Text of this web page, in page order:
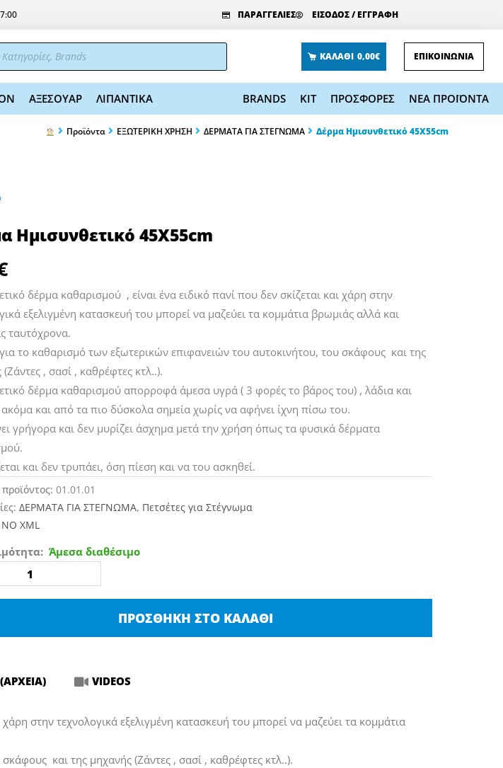
ΠΑΡΑΓΓΕΛΙΕΣ ΕΙΣΟΔΟΣ / ΕΓΓΡΑΦΗ
ΚΑΛΑΘΙ 0,00€ ΕΠΙΚΟΙΝΩΝΙΑ
ΑΞΕΣΟΥΑΡ ΛΙΠΑΝΤΙΚΑ BRANDS KIT ΠΡΟΣΦΟΡΕΣ ΝΕΑ ΠΡΟΪΟΝΤΑ
Προϊόντα ΕΞΩΤΕΡΙΚΗ ΧΡΗΣΗ ΔΕΡΜΑΤΑ ΓΙΑ ΣΤΕΓΝΩΜΑ Δέρμα Ημισυνθετικό 45Χ55cm
Ημισυνθετικό 45Χ55cm
δέρμα καθαρισμού , είναι ένα ειδικό πανί που δεν σκίζεται και χάρη στην
εξελιγμένη κατασκευή του μπορεί να μαζεύει τα κομμάτια βρωμιάς αλλά και
ταυτόχρονα.
για το καθαρισμό των εξωτερικών επιφανειών του αυτοκινήτου, του σκάφους και της
, σασί , καθρέφτες κτλ..).
δέρμα καθαρισμού απορροφά άμεσα υγρά ( 3 φορές το βάρος του) , λάδια και
ακόμα και από τα πιο δύσκολα σημεία χωρίς να αφήνει ίχνη πίσω του.
γρήγορα και δεν μυρίζει άσχημα μετά την χρήση όπως τα φυσικά δέρματα
και δεν τρυπάει, όση πίεση και να του ασκηθεί.
01.01.01
ΔΕΡΜΑΤΑ ΓΙΑ ΣΤΕΓΝΩΜΑ, Πετσέτες για Στέγνωμα
NO XML
Άμεσα διαθέσιμο
ΠΡΟΣΘΉΚΗ ΣΤΟ ΚΑΛΆΘΙ
VIDEOS
στην τεχνολογικά εξελιγμένη κατασκευή του μπορεί να μαζεύει τα κομμάτια
και της μηχανής (Ζάντες , σασί , καθρέφτες κτλ..).